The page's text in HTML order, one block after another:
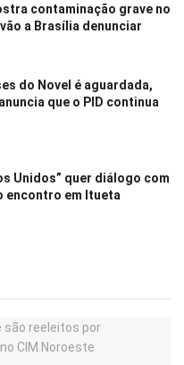
contaminação grave no
a Brasília denunciar
do Novel é aguardada,
que o PID continua
Unidos” quer diálogo com
encontro em Itueta